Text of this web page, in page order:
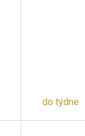
do týdne